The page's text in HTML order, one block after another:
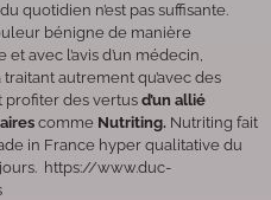
quotidien n’est pas suffisante.
bénigne de manière
avec l’avis d’un médecin,
autrement qu’avec des
profiter des vertus d’un allié
comme Nutriting. Nutriting fait
in France hyper qualitative du
https://www.duc-